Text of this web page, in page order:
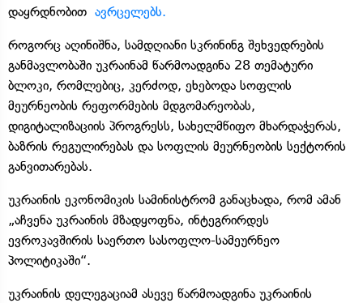
დაყრდნობით ავრცელებს.
როგორც აღინიშნა, სამდღიანი სკრინინგ შეხვედრების
განმავლობაში უკრაინამ წარმოადგინა 28 თემატური
ბლოკი, რომლებიც, კერძოდ, ეხებოდა სოფლის
მეურნეობის რეფორმების მდგომარეობას,
დიგიტალიზაციის პროგრესს, სახელმწიფო მხარდაჭერას,
ბაზრის რეგულირებას და სოფლის მეურნეობის სექტორის
განვითარებას.
უკრაინის ეკონომიკის სამინისტრომ განაცხადა, რომ ამან
„აჩვენა უკრაინის მზადყოფნა, ინტეგრირდეს
ევროკავშირის საერთო სასოფლო-სამეურნეო
პოლიტიკაში“.
უკრაინის დელეგაციამ ასევე წარმოადგინა უკრაინის